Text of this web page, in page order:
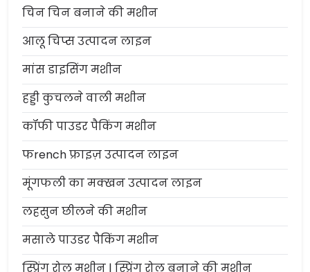
चिन चिन बनाने की मशीन
आलू चिप्स उत्पादन लाइन
मांस डाइसिंग मशीन
हड्डी कुचलने वाली मशीन
कॉफी पाउडर पैकिंग मशीन
फrench फ्राइज़ उत्पादन लाइन
मूंगफली का मक्खन उत्पादन लाइन
लहसुन छीलने की मशीन
मसाले पाउडर पैकिंग मशीन
स्प्रिंग रोल मशीन | स्प्रिंग रोल बनाने की मशीन